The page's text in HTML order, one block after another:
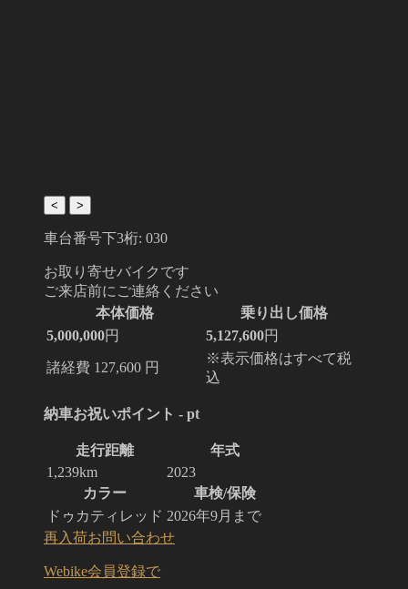
< >
車台番号下3桁: 030
お取り寄せバイクです
ご来店前にご連絡ください
本体価格
乗り出し価格
5,000,000円 5,127,600円
諸経費 127,600 円
※表示価格はすべて税
込
納車お祝いポイント - pt
走行距離
年式
1,239km
2023
カラー
車検/保険
ドゥカティレッド 2026年9月まで
再入荷お問い合わせ
Webike会員登録で